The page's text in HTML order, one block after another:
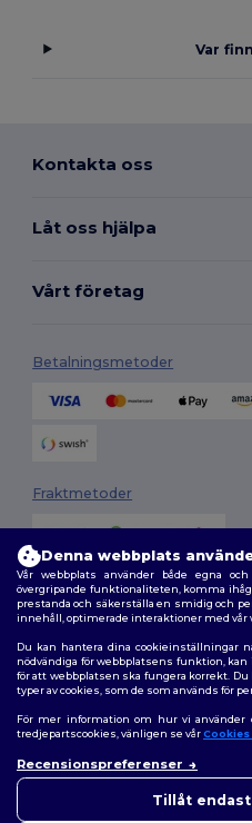
Var
Kontakta oss
Låt oss hjälpa
Vårt företag
Betalningsmetoder
Fraktmetoder
2026. Alla rättigheter
Allmänna Villkor|Anpassad policy
|Karta över webbplatsen
Följ oss
Denna webbplats
Vår webbplats använder både egna
övergripande funktionaliteten, komma
prestanda och säkerställa en smidig och
innehåll, optimerade interaktioner med vår
Du kan hantera dina cookieinställningar
nödvändiga för webbplatsens funktion,
för att webbplatsen ska fungera korrekt. Du
typer av cookies, som de som används för
För mer information om hur vi
tredjepartscookies, vänligen se vår
Recensionspreferenser
Tillåt